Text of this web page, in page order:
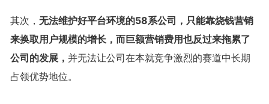
其次， 无法维护好平台环境的58系公司，只能靠烧钱营销
来换取用户规模的增长，而巨额营销费用也反过来拖累了
公司的发展， 并无法让公司在本就竞争激烈的赛道中长期
占领优势地位。